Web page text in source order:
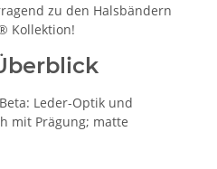
zu den Halsbändern
Kollektion!
Leder-Optik und
mit Prägung; matte